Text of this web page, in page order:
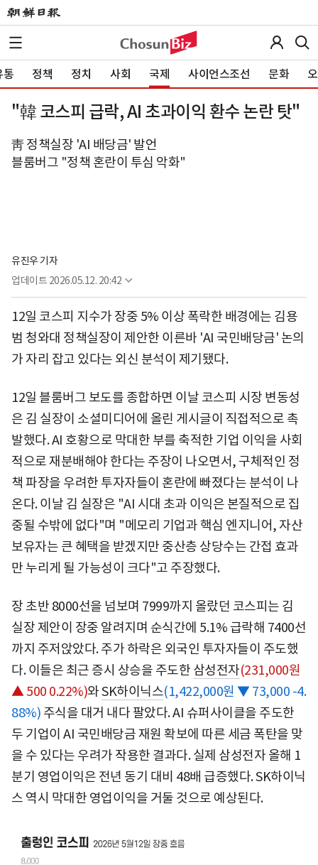
통 정책 정치 사회 국제 사이언스조선 문화
"韓 코스피 급락, AI 초과이익 환수 논란 탓"
靑 정책실장 'AI 배당금' 발언
블룸버그 "정책 혼란이 투심 악화"
유진우 기자
업데이트 2026.05.12. 20:42
12일 코스피 지수가 장중 5% 이상 폭락한 배경에는 김용
범 청와대 정책실장이 제안한 이른바 'AI 국민배당금' 논의
가 자리 잡고 있다는 외신 분석이 제기됐다.
12일 블룸버그 보도를 종합하면 이날 코스피 시장 변동성
은 김 실장이 소셜미디어에 올린 게시글이 직접적으로 촉
발했다. AI 호황으로 막대한 부를 축적한 기업 이익을 사회
적으로 재분배해야 한다는 주장이 나오면서, 구체적인 정
책 파장을 우려한 투자자들이 혼란에 빠졌다는 분석이 나
온다. 이날 김 실장은 "AI 시대 초과 이익은 본질적으로 집
중될 수밖에 없다"며 "메모리 기업과 핵심 엔지니어, 자산
보유자는 큰 혜택을 받겠지만 중산층 상당수는 간접 효과
만 누리게 될 가능성이 크다"고 주장했다.
장 초반 8000선을 넘보며 7999까지 올랐던 코스피는 김
실장 제안이 장중 알려지며 순식간에 5.1% 급락해 7400선
까지 주저앉았다. 주가 하락은 외국인 투자자들이 주도했
다. 이들은 최근 증시 상승을 주도한 삼성전자(231,000원
▲ 500 0.22%)와SK하이닉스(1,422,000원 ▼ 73,000 -4.
88%) 주식을 대거 내다 팔았다. AI 슈퍼사이클을 주도한
두 기업이 AI 국민배당금 재원 확보에 따른 세금 폭탄을 맞
을 수 있다는 우려가 작용한 결과다. 실제 삼성전자 올해 1
분기 영업이익은 전년 동기 대비 48배 급증했다. SK하이닉
스 역시 막대한 영업이익을 거둘 것으로 예상된다.